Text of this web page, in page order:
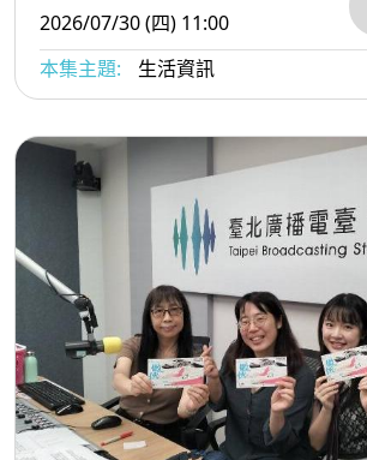
2026/07/30 (四) 11:00
本集主題:
生活資訊